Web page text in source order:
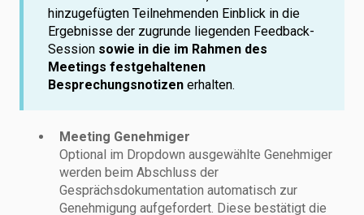
hinzugefügten Teilnehmenden Einblick in die
Ergebnisse der zugrunde liegenden Feedback-
Session sowie in die im Rahmen des
Meetings festgehaltenen
Besprechungsnotizen erhalten.
Meeting Genehmiger
Optional im Dropdown ausgewählte Genehmiger
werden beim Abschluss der
Gesprächsdokumentation automatisch zur
Genehmigung aufgefordert. Diese bestätigt die